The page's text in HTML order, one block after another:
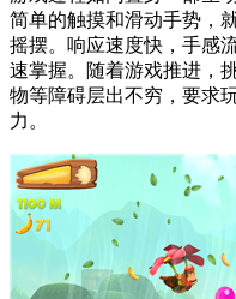
简单的触摸和滑动手势，
摇摆。响应速度快，手感
速掌握。随着游戏推进，
物等障碍层出不穷，要求
力。